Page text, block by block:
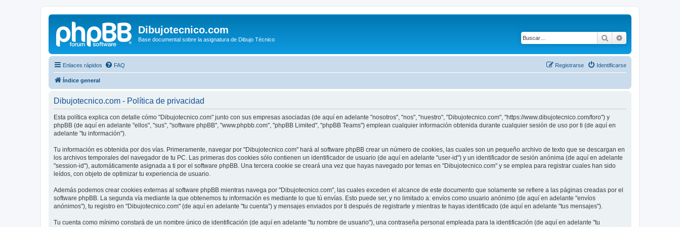
Dibujotecnico.com
Base documental sobre la asignatura de Dibujo Técnico Buscar
Enlaces rápidos FAQ Identificarse
Registrarse
Índice general
Dibujotecnico.com - Política de privacidad
Esta política explica con detalle cómo "Dibujotecnico.com" junto con sus empresas asociadas (de aquí en adelante "nosotros", "nos", "nuestro", "Dibujotecnico.com", "https://www.dibujotecnico.com/foro") y
phpBB (de aquí en adelante "ellos", "sus", "software phpBB", "www.phpbb.com", "phpBB Limited", "phpBB Teams") emplean cualquier información obtenida durante cualquier sesión de uso por ti (de aquí en
adelante "tu información").
Tu información es obtenida por dos vías. Primeramente, navegar por "Dibujotecnico.com" hará al software phpBB crear un número de cookies, las cuales son un pequeño archivo de texto que se descargan en
los archivos temporales del navegador de tu PC. Las primeras dos cookies sólo contienen un identificador de usuario (de aquí en adelante "user-id") y un identificador de sesión anónima (de aquí en adelante
"session-id"), automáticamente asignada a ti por el software phpBB. Una tercera cookie se creará una vez que hayas navegado por temas en "Dibujotecnico.com" y se emplea para registrar cuales han sido
leídos, con objeto de optimizar tu experiencia de usuario.
Además podemos crear cookies externas al software phpBB mientras navega por "Dibujotecnico.com", las cuales exceden el alcance de este documento que solamente se refiere a las páginas creadas por el
software phpBB. La segunda vía mediante la que obtenemos tu información es mediante lo que tú envías. Esto puede ser, y no limitado a: envíos como usuario anónimo (de aquí en adelante "envíos
anónimos"), tu registro en "Dibujotecnico.com" (de aquí en adelante "tu cuenta") y mensajes enviados por ti después de registrarte y mientras te hayas identificado (de aquí en adelante "tus mensajes").
Tu cuenta como mínimo constará de un nombre único de identificación (de aquí en adelante "tu nombre de usuario"), una contraseña personal empleada para la identificación (de aquí en adelante "tu